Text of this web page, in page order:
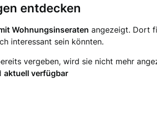
entdecken
Wohnungsinseraten angezeigt. Dort
interessant sein könnten.
vergeben, wird sie nicht mehr
aktuell verfügbar